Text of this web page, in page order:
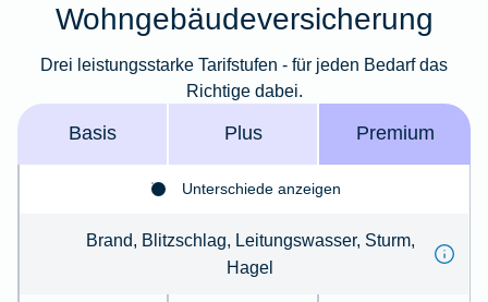
Wohngebäudeversicherung
Drei leistungsstarke Tarifstufen - für jeden Bedarf das
Richtige dabei.
Basis Plus Premium
Unterschiede anzeigen
Brand, Blitz­schlag, Leitungs­wasser, Sturm,
Hagel